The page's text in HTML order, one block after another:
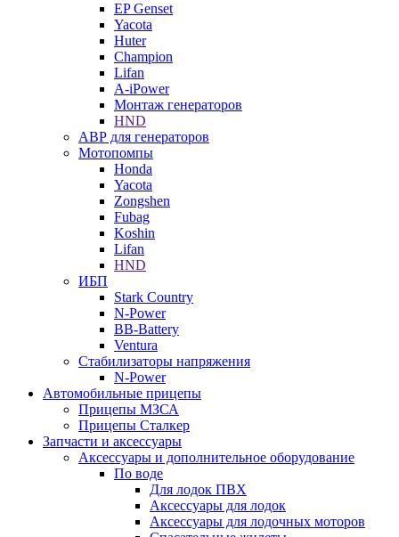
EP Genset
Yacota
Huter
Champion
Lifan
A-iPower
Монтаж генераторов
HND
АВР для генераторов
Мотопомпы
Honda
Yacota
Zongshen
Fubag
Koshin
Lifan
HND
ИБП
Stark Country
N-Power
BB-Battery
Ventura
Стабилизаторы напряжения
N-Power
Автомобильные прицепы
Прицепы МЗСА
Прицепы Сталкер
Запчасти и аксессуары
Аксессуары и дополнительное оборудование
По воде
Для лодок ПВХ
Аксессуары для лодок
Аксессуары для лодочных моторов